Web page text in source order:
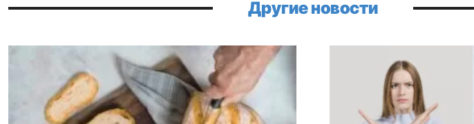
Другие новости